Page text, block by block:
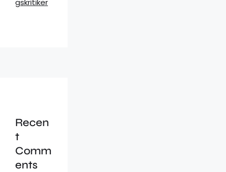
gskritiker
Recen
t
Comm
ents